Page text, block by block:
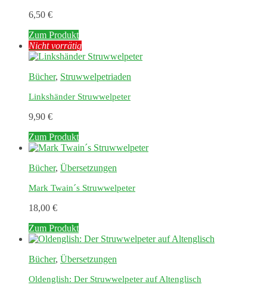
6,50 €
Zum Produkt
Nicht vorrätig
Bücher, Struwwelpetriaden
Linkshänder Struwwelpeter
9,90 €
Zum Produkt
Bücher, Übersetzungen
Mark Twain´s Struwwelpeter
18,00 €
Zum Produkt
Bücher, Übersetzungen
Oldenglish: Der Struwwelpeter auf Altenglisch